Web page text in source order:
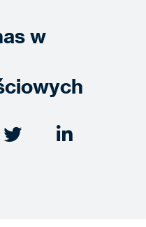
w
 